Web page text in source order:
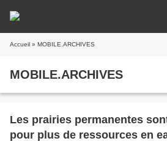
Accueil » MOBILE.ARCHIVES
MOBILE.ARCHIVES
Les prairies permanentes
pour plus de ressources en